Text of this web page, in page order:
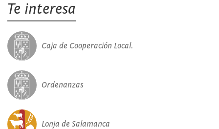
Te interesa
Caja de Cooperación Local.
Ordenanzas
Lonja de Salamanca